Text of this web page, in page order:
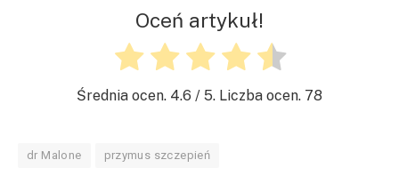
Oceń artykuł!
Średnia ocen. 4.6 / 5. Liczba ocen. 78
dr Malone przymus szczepień